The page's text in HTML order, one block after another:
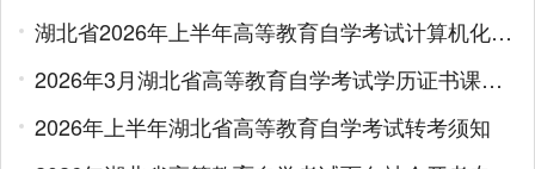
湖北省2026年上半年高等教育自学考试计算机化考试网上报名须知
2026年3月湖北省高等教育自学考试学历证书课程免考办理须知
2026年上半年湖北省高等教育自学考试转考须知